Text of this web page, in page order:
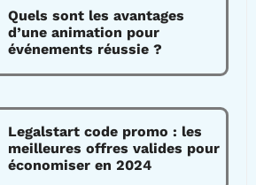
Quels sont les avantages
d’une animation pour
événements réussie ?
Legalstart code promo : les
meilleures offres valides pour
économiser en 2024